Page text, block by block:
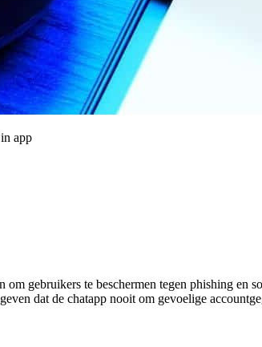
app
om gebruikers te beschermen tegen phishing
dat de chatapp nooit om gevoelige